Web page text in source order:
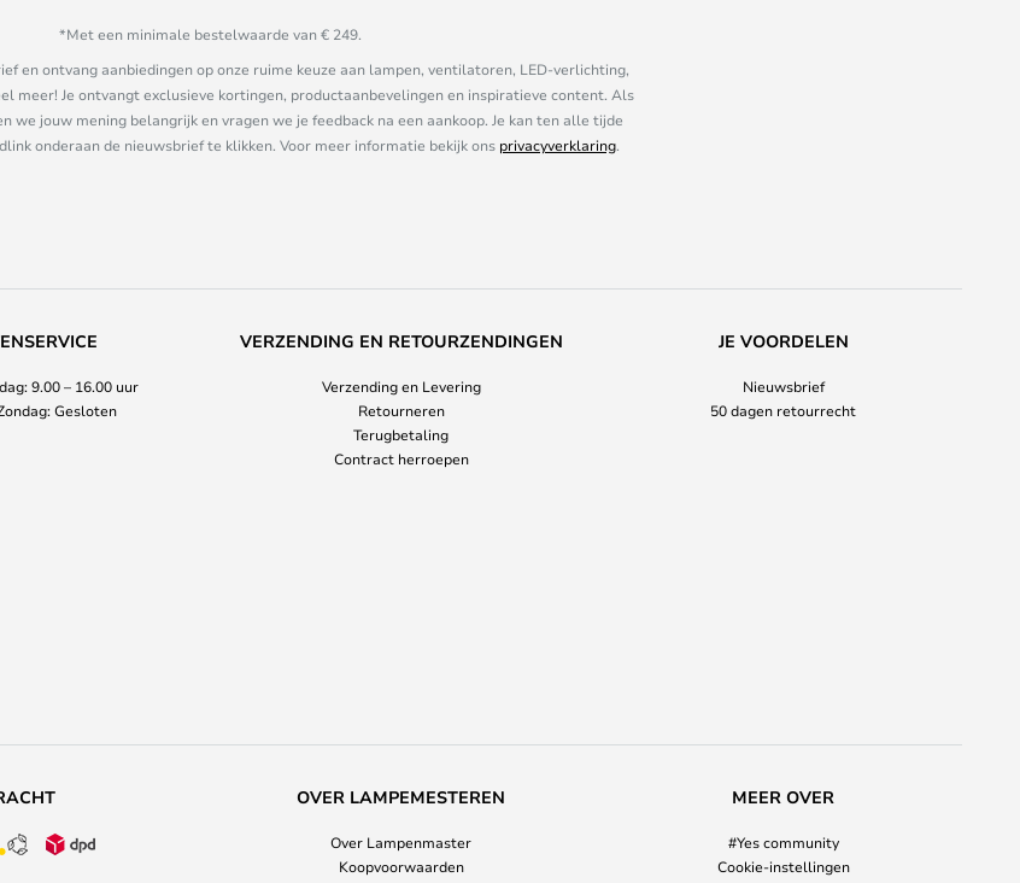
*Met een minimale bestelwaarde van € 249.
en ontvang aanbiedingen op onze ruime keuze aan lampen, ventilatoren, LED-verlichting,
meer! Je ontvangt exclusieve kortingen, productaanbevelingen en inspiratieve content. Als
we jouw mening belangrijk en vragen we je feedback na een aankoop. Je kan ten alle tijde
onderaan de nieuwsbrief te klikken. Voor meer informatie bekijk ons privacyverklaring.
9.00 – 16.00 uur
Gesloten
VERZENDING EN RETOURZENDINGEN
Verzending en Levering
Retourneren
Terugbetaling
Contract herroepen
JE VOORDELEN
Nieuwsbrief
50 dagen retourrecht
OVER LAMPEMESTEREN
Over Lampenmaster
Koopvoorwaarden
MEER OVER
#Yes community
Cookie-instellingen